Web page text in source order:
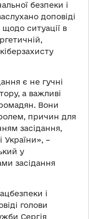
безпеки і
доповіді
ситуації в
є не гучні
а важливі
Вони
причин для
засідання,
України», –
у
засідання
і
голови
Сергія